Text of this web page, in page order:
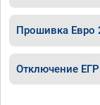
Прошивка Евро
Отключение ЕГР